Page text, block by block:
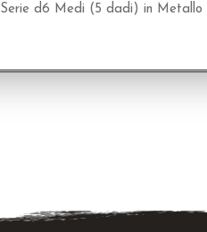
Serie d6 Medi (5 dadi) in Metallo